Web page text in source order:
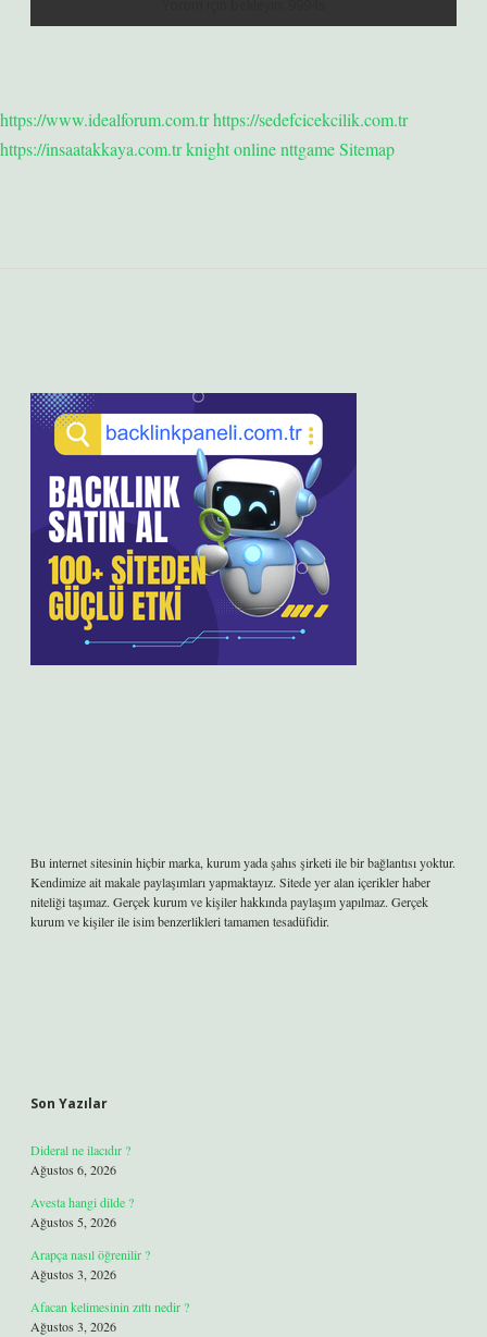
https://www.idealforum.com.trhttps://sedefcicekcilik.com.tr
https://insaatakkaya.com.trknight onlinenttgameSitemap
Bu internet sitesinin hiçbir marka, kurum yada şahıs şirketi ile bir bağlantısı yoktur.
Kendimize ait makale paylaşımları yapmaktayız. Sitede yer alan içerikler haber
niteliği taşımaz. Gerçek kurum ve kişiler hakkında paylaşım yapılmaz. Gerçek
kurum ve kişiler ile isim benzerlikleri tamamen tesadüfidir.
Son Yazılar
Dideral ne ilacıdır ?
Ağustos 6, 2026
Avesta hangi dilde ?
Ağustos 5, 2026
Arapça nasıl öğrenilir ?
Ağustos 3, 2026
Afacan kelimesinin zıttı nedir ?
Ağustos 3, 2026